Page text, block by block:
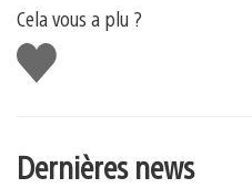
Cela vous a plu ?
J'aime
Dernières news